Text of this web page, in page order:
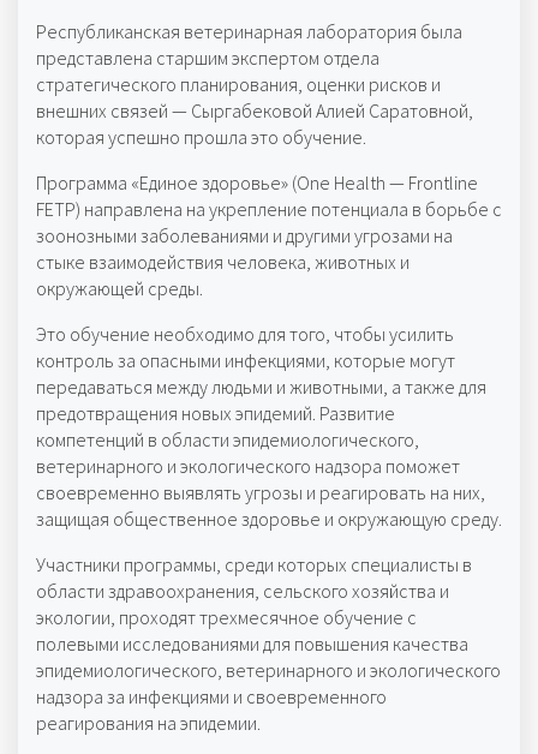
Республиканская ветеринарная лаборатория была
представлена старшим экспертом отдела
стратегического планирования, оценки рисков и
внешних связей — Сыргабековой Алией Саратовной,
которая успешно прошла это обучение.
Программа «Единое здоровье» (One Health — Frontline
FETP) направлена на укрепление потенциала в борьбе с
зоонозными заболеваниями и другими угрозами на
стыке взаимодействия человека, животных и
окружающей среды.
Это обучение необходимо для того, чтобы усилить
контроль за опасными инфекциями, которые могут
передаваться между людьми и животными, а также для
предотвращения новых эпидемий. Развитие
компетенций в области эпидемиологического,
ветеринарного и экологического надзора поможет
своевременно выявлять угрозы и реагировать на них,
защищая общественное здоровье и окружающую среду.
Участники программы, среди которых специалисты в
области здравоохранения, сельского хозяйства и
экологии, проходят трехмесячное обучение с
полевыми исследованиями для повышения качества
эпидемиологического, ветеринарного и экологического
надзора за инфекциями и своевременного
реагирования на эпидемии.